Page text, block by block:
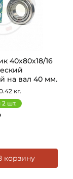
40х80х18/16
на вал 40 мм.
кг.
2 шт.
корзину